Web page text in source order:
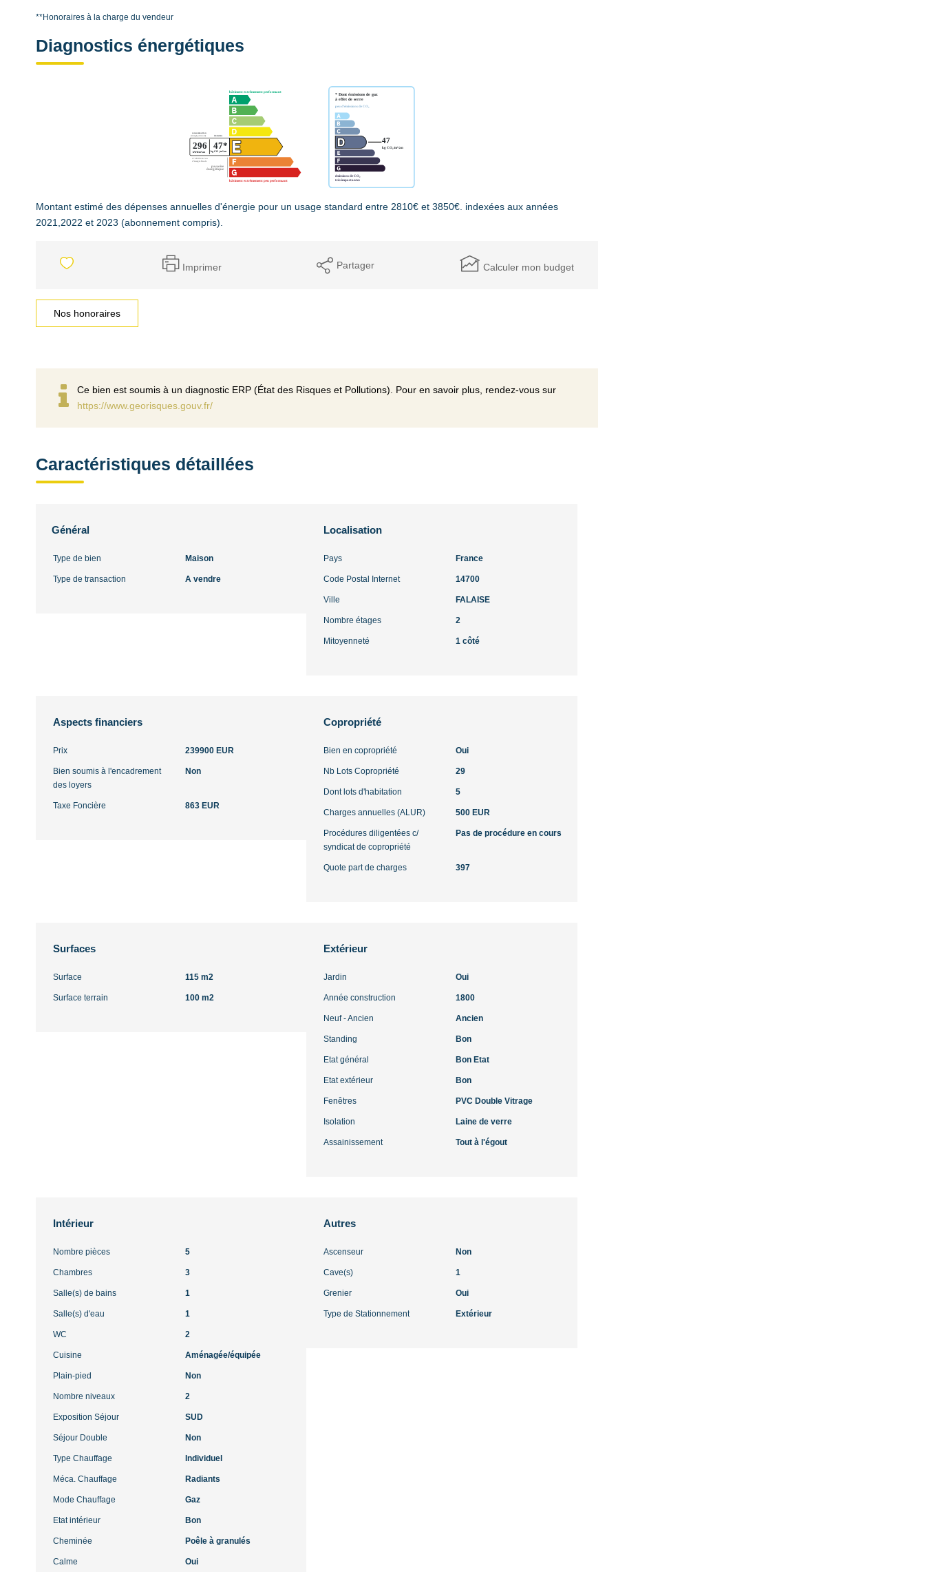
**Honoraires à la charge du vendeur
Diagnostics énergétiques
Montant estimé des dépenses annuelles d'énergie pour un usage standard entre 2810€ et 3850€. indexées aux années
2021,2022 et 2023 (abonnement compris).
Imprimer Partager Calculer mon budget
Nos honoraires
Ce bien est soumis à un diagnostic ERP (État des Risques et Pollutions). Pour en savoir plus, rendez-vous sur
https://www.georisques.gouv.fr/
Caractéristiques détaillées
Général
Type de bien Maison
Type de transaction A vendre
Localisation
Pays France
Code Postal Internet 14700
Ville FALAISE
Nombre étages 2
Mitoyenneté 1 côté
Aspects financiers
Prix 239900 EUR
Bien soumis à l'encadrement
des loyers
Non
Taxe Foncière 863 EUR
Copropriété
Bien en copropriété Oui
Nb Lots Copropriété 29
Dont lots d'habitation 5
Charges annuelles (ALUR) 500 EUR
Procédures diligentées c/
syndicat de copropriété
Pas de procédure en cours
Quote part de charges 397
Surfaces
Surface 115 m2
Surface terrain 100 m2
Extérieur
Jardin Oui
Année construction 1800
Neuf - Ancien Ancien
Standing Bon
Etat général Bon Etat
Etat extérieur Bon
Fenêtres PVC Double Vitrage
Isolation Laine de verre
Assainissement Tout à l'égout
Intérieur
Nombre pièces 5
Chambres 3
Salle(s) de bains 1
Salle(s) d'eau 1
WC 2
Cuisine Aménagée/équipée
Plain-pied Non
Nombre niveaux 2
Exposition Séjour SUD
Séjour Double Non
Type Chauffage Individuel
Méca. Chauffage Radiants
Mode Chauffage Gaz
Etat intérieur Bon
Cheminée Poêle à granulés
Calme Oui
Autres
Ascenseur Non
Cave(s) 1
Grenier Oui
Type de Stationnement Extérieur